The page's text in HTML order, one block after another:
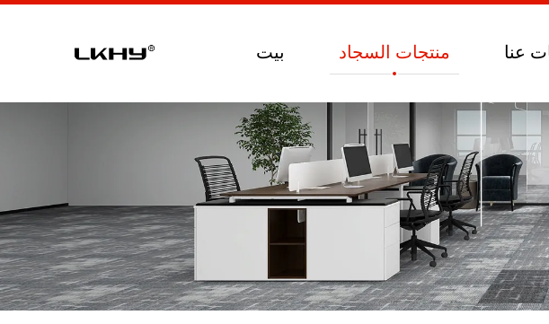
بيت منتجات السجاد عنا